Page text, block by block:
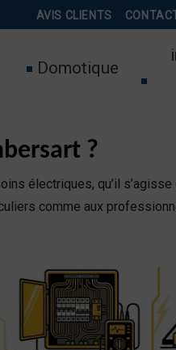
AVIS CLIENTS
Domotique
?
électriques, qu’il s’agisse
comme aux